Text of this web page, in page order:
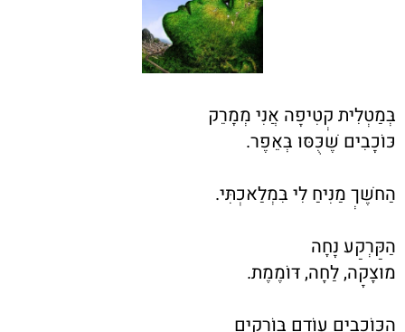
בְּמַטְלִית קְטִיפָה אֲנִי מְמָרֵק
כּוֹכָבִים שֶׁכֻּסּוּ בְּאֵפֶר.
הַחשֶׁךְ מַנִּיחַ לִי בִּמְלַאכְתִּי.
הַקַּרְקַע נָחָה
מוּצָקָה, לַחָה, דּוֹמֶמֶת.
הַכּוֹכָבִים עוֹדָם בּוֹרְקִים